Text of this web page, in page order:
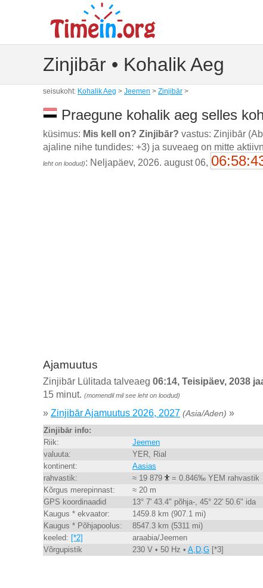
Zinjibār • Kohalik Aeg
seisukoht: Kohalik Aeg > Jeemen > Zinjibār >
Praegune kohalik aeg selles
küsimus: Mis kell on? Zinjibār? vastus: Zinjibār
ajaline nihe tundides: +3) ja suveaeg on mitte
leht on loodud): Neljapäev, 2026. august 06,
Ajamuutus
Zinjibār Lülitada talveaeg 06:14, Teisipäev, 2038
15 minut. (momendil mil see leht on loodud)
» Zinjibār Ajamuutus 2026, 2027 (Asia/Aden) »
Zinjibār info:
Riik:
Jeemen
valuuta:
YER, Rial
kontinent:
Aasias
rahvastik:
≈ 19 879
= 0.846‰ YEM rahvastik
Kõrgus merepinnast:
≈ 20 m
GPS koordinaadid
13° 7' 43.4" põhja-, 45° 22' 50.6" ida
Kaugus * ekvaator:
1459.8 km (907.1 mi)
Kaugus * Põhjapoolus:
8547.3 km (5311 mi)
keeled: [*2]
araabia/Jeemen
Võrgupistik
230 V • 50 Hz • A,D,G [*3]